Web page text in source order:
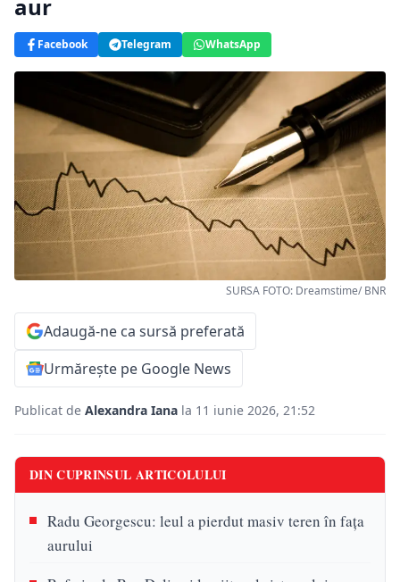
aur
Facebook Telegram WhatsApp
SURSA FOTO: Dreamstime/ BNR
Adaugă-ne ca sursă preferată
Urmărește pe Google News
Publicat de Alexandra Iana la 11 iunie 2026, 21:52
DIN CUPRINSUL ARTICOLULUI
Radu Georgescu: leul a pierdut masiv teren în fața
aurului